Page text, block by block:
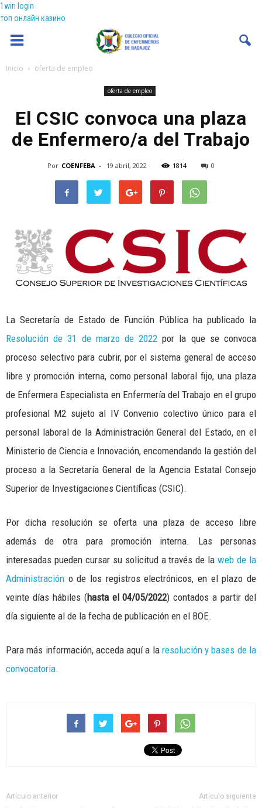
1win login
топ онлайн казино
Coenfeba
Inicio oferta de empleo
oferta de empleo
El CSIC convoca una plaza
de Enfermero/a del Trabajo
Por COENFEBA - 19 abril, 2022 1814 0
La Secretaría de Estado de Función Pública ha publicado la
Resolución de 31 de marzo de 2022 por la que se convoca
proceso selectivo para cubrir, por el sistema general de acceso
libre y promoción interna, como personal laboral fijo, una plaza
de Enfermera Especialista en Enfermería del Trabajo en el grupo
profesional M2 sujeto al IV Convenio colectivo único para el
personal laboral de la Administración General del Estado, en el
Ministerio de Ciencia e Innovación, encomendando la gestión del
proceso a la Secretaría General de la Agencia Estatal Consejo
Superior de Investigaciones Científicas (CSIC).
Por dicha resolución se oferta una plaza de acceso libre
además de otra para promoción interna. Las personas
interesadas pueden cursar su solicitud a través de laweb de la
Administración o de los registros electrónicos, en el plazo de
veinte días hábiles (hasta el 04/05/2022) contados a partir del
día siguiente al de la fecha de publicación en el BOE.
Para más información, acceda aquí a la resolución y bases de la
convocatoria.
Artículo anterior Artículo siguiente